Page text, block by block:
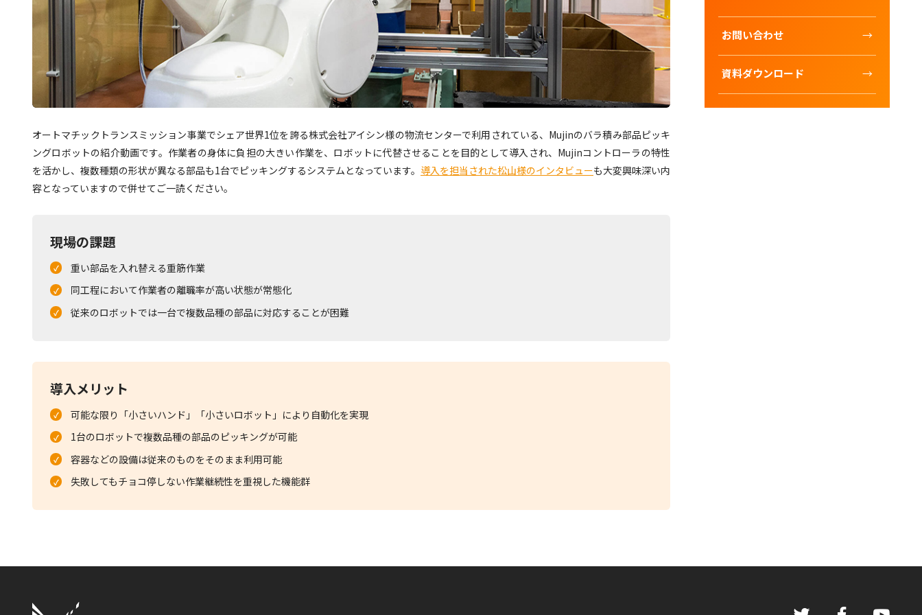
お問い合わせ
資料ダウンロード
オートマチックトランスミッション事業でシェア世界1位を誇る株式会社アイシン様の物流センターで利用されている、Mujinのバラ積み部品ピッキ
ングロボットの紹介動画です。作業者の身体に負担の大きい作業を、ロボットに代替させることを目的として導入され、Mujinコントローラの特性
を活かし、複数種類の形状が異なる部品も1台でピッキングするシステムとなっています。 導入を担当された松山様のインタビューも大変興味深い内
容となっていますので併せてご一読ください。
現場の課題
重い部品を入れ替える重筋作業
同工程において作業者の離職率が高い状態が常態化
従来のロボットでは一台で複数品種の部品に対応することが困難
導入メリット
可能な限り「小さいハンド」「小さいロボット」により自動化を実現
1台のロボットで複数品種の部品のピッキングが可能
容器などの設備は従来のものをそのまま利用可能
失敗してもチョコ停しない作業継続性を重視した機能群